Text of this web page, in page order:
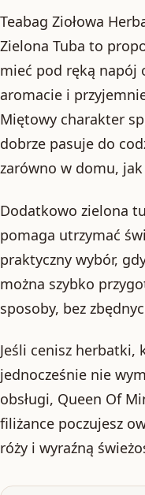
Teabag Ziołowa
Zielona Tuba to
mieć pod ręką napój
aromacie i
Miętowy charakter
dobrze pasuje do
zarówno w domu,
Dodatkowo zielona
pomaga utrzymać
praktyczny wybór,
można szybko
sposoby, bez
Jeśli cenisz herbatki,
jednocześnie nie
obsługi, Queen Of
filiżance poczujesz
róży i wyraźną